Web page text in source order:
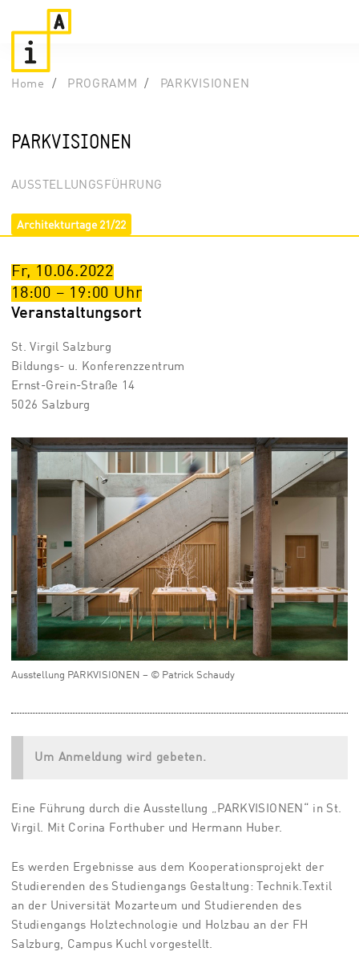
Home PROGRAMM PARKVISIONEN
PARKVISIONEN
AUSSTELLUNGSFÜHRUNG
Architekturtage 21/22
Fr, 10.06.2022
18:00 – 19:00 Uhr
Veranstaltungsort
St. Virgil Salzburg
Bildungs- u. Konferenzzentrum
Ernst-Grein-Straße 14
5026 Salzburg
Ausstellung PARKVISIONEN – © Patrick Schaudy
Um Anmeldung wird gebeten.
Eine Führung durch die Ausstellung „PARKVISIONEN“ in St.
Virgil. Mit Corina Forthuber und Hermann Huber.
Es werden Ergebnisse aus dem Kooperationsprojekt der
Studierenden des Studiengangs Gestaltung: Technik.Textil
an der Universität Mozarteum und Studierenden des
Studiengangs Holztechnologie und Holzbau an der FH
Salzburg, Campus Kuchl vorgestellt.